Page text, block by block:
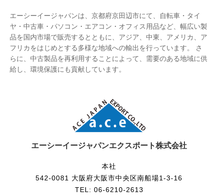
エーシーイージャパンは、京都府京田辺市にて、自転車・タイ
ヤ・中古車・パソコン・エアコン・オフィス用品など、幅広い製
品を国内市場で販売するとともに、アジア、中東、アメリカ、ア
フリカをはじめとする多様な地域への輸出を行っています。 さ
らに、中古製品を再利用することによって、需要のある地域に供
給し、環境保護にも貢献しています。
エーシーイージャパンエクスポート株式会社
本社
542-0081 大阪府大阪市中央区南船場1-3-16
TEL: 06-6210-2613